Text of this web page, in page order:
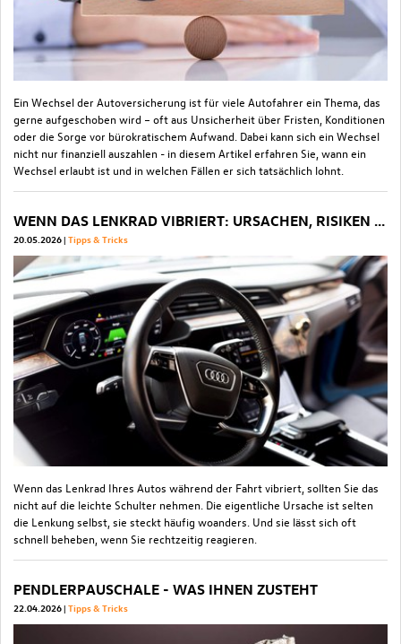
Ein Wechsel der Autoversicherung ist für viele Autofahrer ein Thema, das
gerne aufgeschoben wird – oft aus Unsicherheit über Fristen, Konditionen
oder die Sorge vor bürokratischem Aufwand. Dabei kann sich ein Wechsel
nicht nur finanziell auszahlen - in diesem Artikel erfahren Sie, wann ein
Wechsel erlaubt ist und in welchen Fällen er sich tatsächlich lohnt.
WENN DAS LENKRAD VIBRIERT: URSACHEN, RISIKEN UND WAS JETZT ZU TUN IST
20.05.2026 Tipps & Tricks
Wenn das Lenkrad Ihres Autos während der Fahrt vibriert, sollten Sie das
nicht auf die leichte Schulter nehmen. Die eigentliche Ursache ist selten
die Lenkung selbst, sie steckt häufig woanders. Und sie lässt sich oft
schnell beheben, wenn Sie rechtzeitig reagieren.
PENDLERPAUSCHALE - WAS IHNEN ZUSTEHT
22.04.2026 Tipps & Tricks